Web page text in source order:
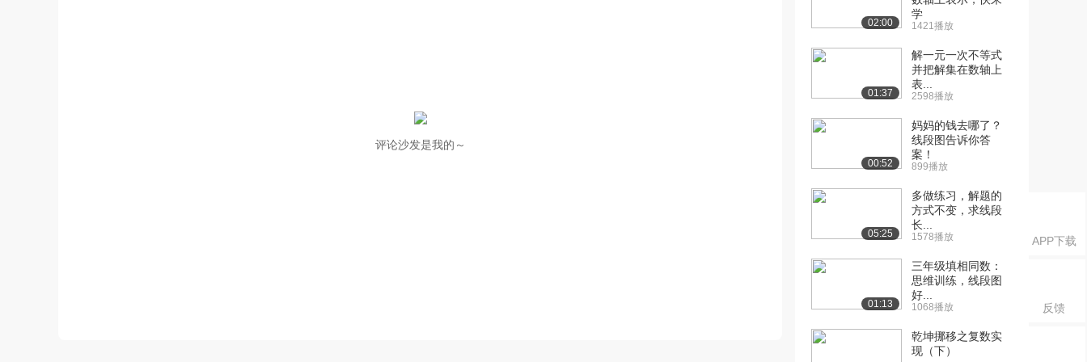
APP下载
反馈
评论沙发是我的～
02:00
学
1421播放
01:37
解一元一次不等式
并把解集在数轴上
表...
2598播放
00:52
妈妈的钱去哪了？
线段图告诉你答
案！
899播放
05:25
多做练习，解题的
方式不变，求线段
长...
1578播放
01:13
三年级填相同数：
思维训练，线段图
好...
1068播放
乾坤挪移之复数实
现（下）